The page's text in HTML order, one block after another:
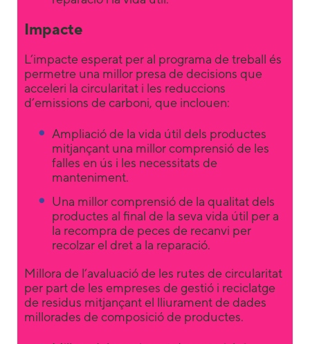
Impacte
L’impacte esperat per al programa de treball és
permetre una millor presa de decisions que
acceleri la circularitat i les reduccions
d’emissions de carboni, que inclouen:
Ampliació de la vida útil dels productes
mitjançant una millor comprensió de les
falles en ús i les necessitats de
manteniment.
Una millor comprensió de la qualitat dels
productes al final de la seva vida útil per a
la recompra de peces de recanvi per
recolzar el dret a la reparació.
Millora de l’avaluació de les rutes de circularitat
per part de les empreses de gestió i reciclatge
de residus mitjançant el lliurament de dades
millorades de composició de productes.